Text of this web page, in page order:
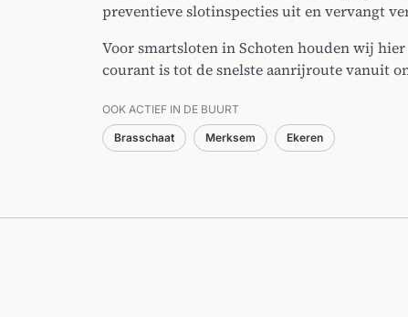
preventieve slotinspecties uit en vervangt
Voor smartsloten in Schoten houden wij
courant is tot de snelste aanrijroute vanuit
OOK ACTIEF IN DE BUURT
Brasschaat Merksem Ekeren